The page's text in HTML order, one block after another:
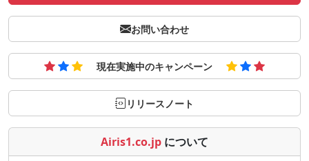
お問い合わせ
現在実施中のキャンペーン
リリースノート
Airis1.co.jp について